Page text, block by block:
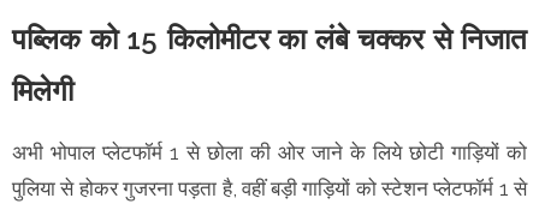
पब्लिक को 15 किलोमीटर का लंबे चक्कर से निजात
मिलेगी
अभी भोपाल प्लेटफॉर्म 1 से छोला की ओर जाने के लिये छोटी गाड़ियों को
पुलिया से होकर गुजरना पड़ता है, वहीं बड़ी गाड़ियों को स्टेशन प्लेटफॉर्म 1 से